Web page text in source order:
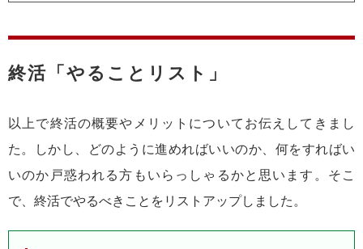
終活「やることリスト」
以上で終活の概要やメリットについてお伝えしてきまし
た。しかし、どのように進めればいいのか、何をすればい
いのか戸惑われる方もいらっしゃるかと思います。そこ
で、終活でやるべきことをリストアップしました。